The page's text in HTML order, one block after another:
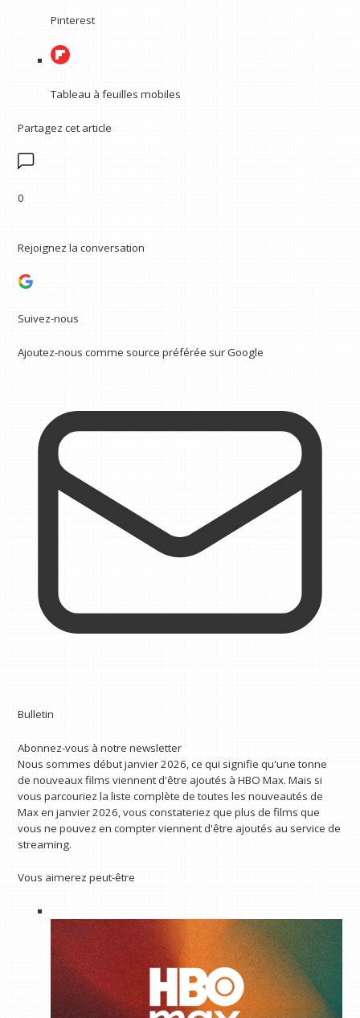
Pinterest
Tableau à feuilles mobiles
Partagez cet article
0
Rejoignez la conversation
Suivez-nous
Ajoutez-nous comme source préférée sur Google
Bulletin
Abonnez-vous à notre newsletter
Nous sommes début janvier 2026, ce qui signifie qu'une tonne
de nouveaux films viennent d'être ajoutés à HBO Max. Mais si
vous parcouriez la liste complète de toutes les nouveautés de
Max en janvier 2026, vous constateriez que plus de films que
vous ne pouvez en compter viennent d'être ajoutés au service de
streaming.
Vous aimerez peut-être